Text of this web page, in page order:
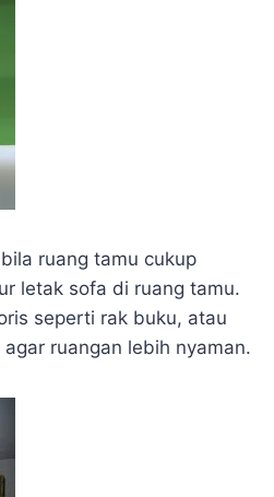
ruang tamu cukup
letak sofa di ruang tamu.
seperti rak buku, atau
ruangan lebih nyaman.